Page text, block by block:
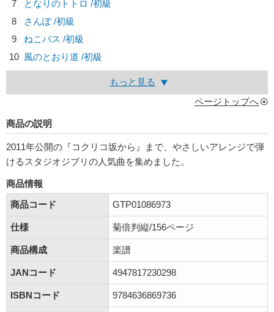
7
となりのトトロ /初級
8
さんぽ /初級
9
ねこバス /初級
10 風のとおり道 /初級
もっと見る
ページトップへ
商品の説明
2011年公開の『コクリコ坂から』まで、やさしいアレンジで弾
けるスタジオジブリの人気曲を集めました。
商品情報
商品コード
GTP01086973
仕様 菊倍判縦/156ページ
商品構成 楽譜
JANコード 4947817230298
ISBNコード 9784636869736